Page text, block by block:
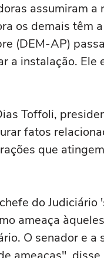
assumiram
os demais têm
(DEM-AP)
a instalação.
Toffoli,
fatos
que
do
ameaça
O senador e